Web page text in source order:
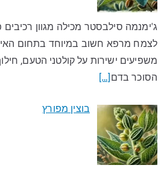
ג'ימנמה סילבסטר מכילה מגוון
לצמח מרפא חשוב במיוחד בתחום
משפיעים ישירות על קולטני הטעם,
הסוכר בדם[…]
בוצין מפורץ